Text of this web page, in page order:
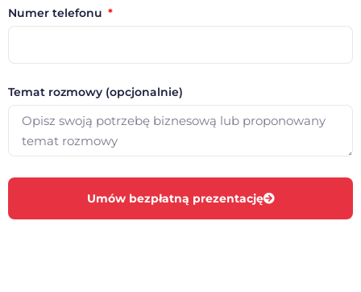
Numer telefonu
Temat rozmowy (opcjonalnie)
Umów bezpłatną prezentację